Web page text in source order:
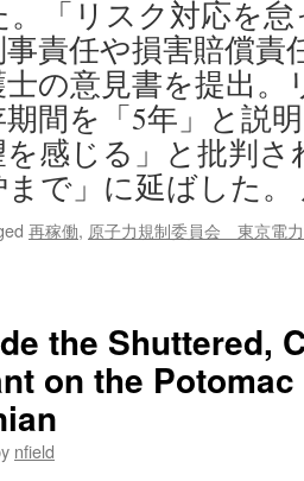
。「リスク対応を
責任や損害賠償責
の意見書を提出。
間を「5年」と説
を感じる」と批判
で」に延ばした。
再稼働, 原子力規制委員会 東京電力
the Shuttered,
on the
nfield